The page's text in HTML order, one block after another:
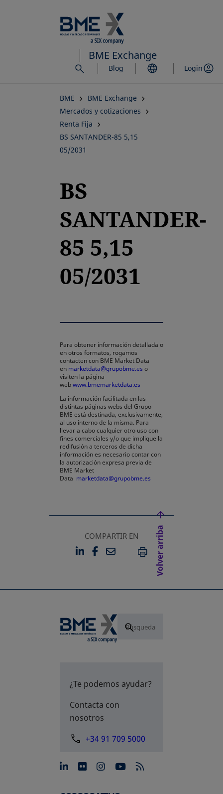
al
contenido
principal
BME Exchange
Blog Login
BME
BME Exchange
Mercados y cotizaciones
Renta Fija
BS SANTANDER-85 5,15
05/2031
BS
SANTANDER-
85 5,15
05/2031
Para obtener información detallada o
en otros formatos, rogamos
contacten con BME Market Data
en marketdata@grupobme.es o
visiten la página
webwww.bmemarketdata.es
La información facilitada en las
distintas páginas webs del Grupo
BME está destinada, exclusivamente,
al uso interno de la misma. Para
llevar a cabo cualquier otro uso con
fines comerciales y/o que implique la
redifusión a terceros de dicha
información es necesario contar con
la autorización expresa previa de
BME Market
Data marketdata@grupobme.es
COMPARTIR EN
LINKEDIN
SE ABRE EN UNA PESTAÑA
FACEBOOK
SE ABRE EN UNA
EMAILIMPRIMIR
Volver arriba
¿Te podemos ayudar?
Contacta con
nosotros
+34 91 709 5000
se abre en una pestaña
se abre en una pestaña
se abre en una
se abre en una